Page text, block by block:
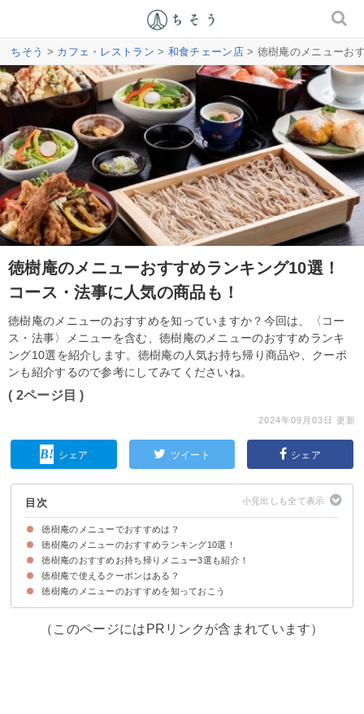
ちそう > カフェ・レストラン > 和食チェーン店> 徳樹庵のメニューお
徳樹庵のメニューおすすめランキング10選！
コース・法事に人気の商品も！
徳樹庵のメニューのおすすめを知っていますか？今回は、〈コー
ス・法事〉メニューを含む、徳樹庵のメニューのおすすめランキ
ング10選を紹介します。徳樹庵の人気お持ち帰り商品や、クーポ
ンも紹介するので参考にしてみてくださいね。
( 2ページ目 )
2024年09月03日 更新
シェア ツイート シェア
目次
徳樹庵のメニューでおすすめは？
徳樹庵のメニューのおすすめランキング10選！
①徳樹庵御膳（税込み1,758円〜1,978円）
②サーモン・いくら丼御膳（税込み1,868円）
③博多もつ鍋（税込み2,418円）
④だし巻き玉子（税込み713円）
⑤鶏もも唐揚げミニ麺ランチ（税込み899円）
⑥肉丸丼御膳（税込み1,703円）
⑦宴会プラン（税込み2,750円〜5,500円）
⑧寿司一貫（税込み218円）
⑨天ざる御膳（税込み1,263円）
⑩お食い初め膳（税込み3,850円）
徳樹庵のおすすめお持ち帰りメニュー3選も紹介！
①鶏もも一本唐揚げ（税込み603円）
②親子丼弁当（税込み970円）
③寿司（税込み1,350円〜6,750円）
徳樹庵で使えるクーポンはある？
徳樹庵のメニューのおすすめを知っておこう
（このページにはPRリンクが含まれています）